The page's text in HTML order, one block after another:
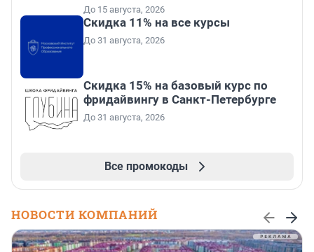
До 15 августа, 2026
Скидка 11% на все курсы
До 31 августа, 2026
Скидка 15% на базовый курс по
фридайвингу в Санкт-Петербурге
До 31 августа, 2026
Все промокоды
НОВОСТИ КОМПАНИЙ